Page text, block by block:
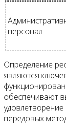
персонал
Определение
являются
обеспечивают
передовых